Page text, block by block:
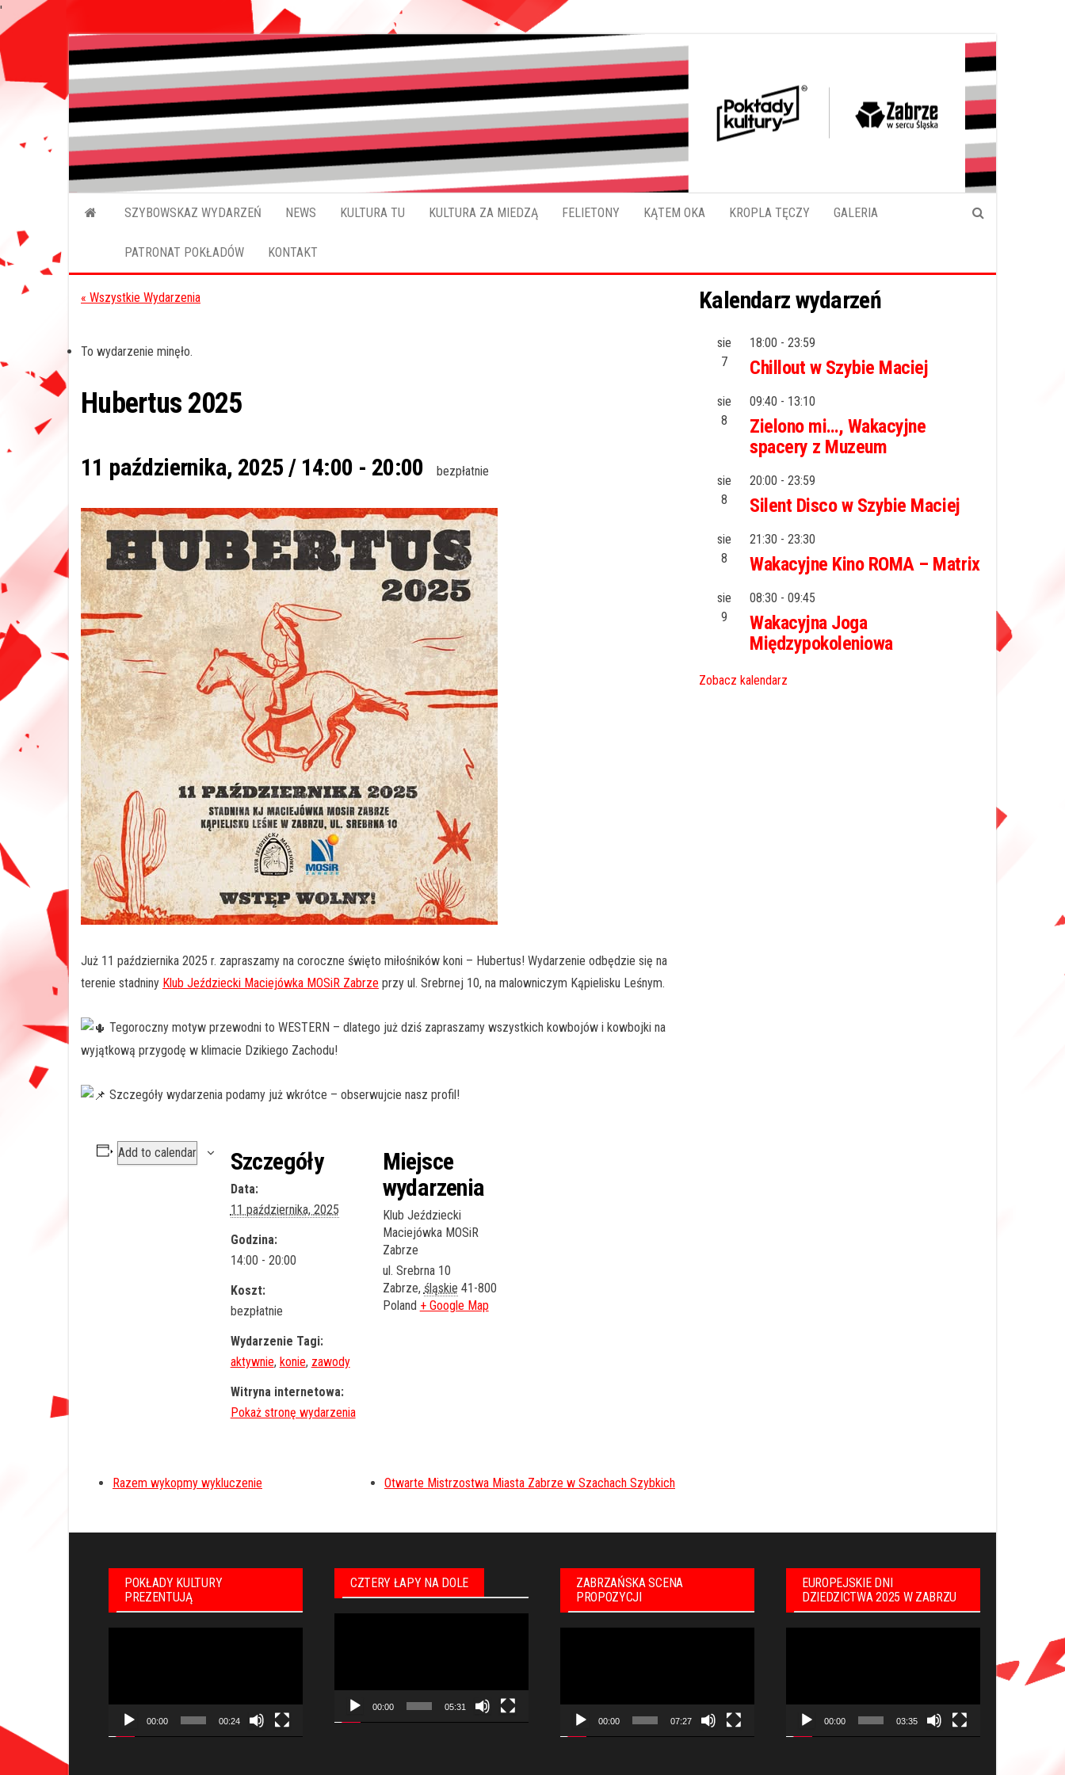
'
do
treści
Pokładykultury.eu
SZYBOWSKAZ WYDARZEŃ NEWS KULTURA TU KULTURA ZA MIEDZĄ FELIETONY KĄTEM OKA KROPLA TĘCZY GALERIA
PATRONAT POKŁADÓW KONTAKT
« Wszystkie Wydarzenia
To wydarzenie minęło.
Hubertus 2025
11 października, 2025 / 14:00 - 20:00 bezpłatnie
Już 11 października 2025 r. zapraszamy na coroczne święto miłośników koni – Hubertus! Wydarzenie odbędzie się na
terenie stadniny Klub Jeździecki Maciejówka MOSiR Zabrze przy ul. Srebrnej 10, na malowniczym Kąpielisku Leśnym.
Tegoroczny motyw przewodni to WESTERN – dlatego już dziś zapraszamy wszystkich kowbojów i kowbojki na
wyjątkową przygodę w klimacie Dzikiego Zachodu!
Szczegóły wydarzenia podamy już wkrótce – obserwujcie nasz profil!
Add to calendar Szczegóły
Data:
11 października, 2025
Godzina:
14:00 - 20:00
Koszt:
bezpłatnie
Wydarzenie Tagi:
aktywnie, konie, zawody
Witryna internetowa:
Miejsce
wydarzenia
Klub Jeździecki
Maciejówka MOSiR
Zabrze
ul. Srebrna 10
Zabrze, śląskie 41-800
Poland + Google Map
Razem wykopmy wykluczenie Otwarte Mistrzostwa Miasta Zabrze w Szachach Szybkich
Kalendarz wydarzeń
sie
7
18:00 - 23:59
Chillout w Szybie Maciej
sie
8
09:40 - 13:10
Zielono mi…, Wakacyjne
spacery z Muzeum
sie
8
20:00 - 23:59
Silent Disco w Szybie Maciej
sie
8
21:30 - 23:30
Wakacyjne Kino ROMA – Matrix
sie
9
08:30 - 09:45
Wakacyjna Joga
Międzypokoleniowa
Zobacz kalendarz
POKŁADY KULTURY
PREZENTUJĄ
00:00 00:24
CZTERY ŁAPY NA DOLE
00:00 05:31
ZABRZAŃSKA SCENA
PROPOZYCJI
00:00 07:27
EUROPEJSKIE DNI
DZIEDZICTWA 2025 W ZABRZU
00:00 03:35